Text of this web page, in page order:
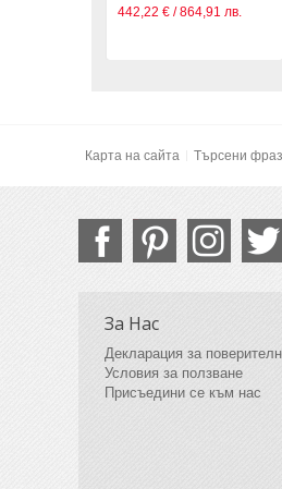
442,22 € / 864,91 лв.
Карта на сайта Търсени
За Нас
Декларация за
Условия за ползване
Присъедини се към нас